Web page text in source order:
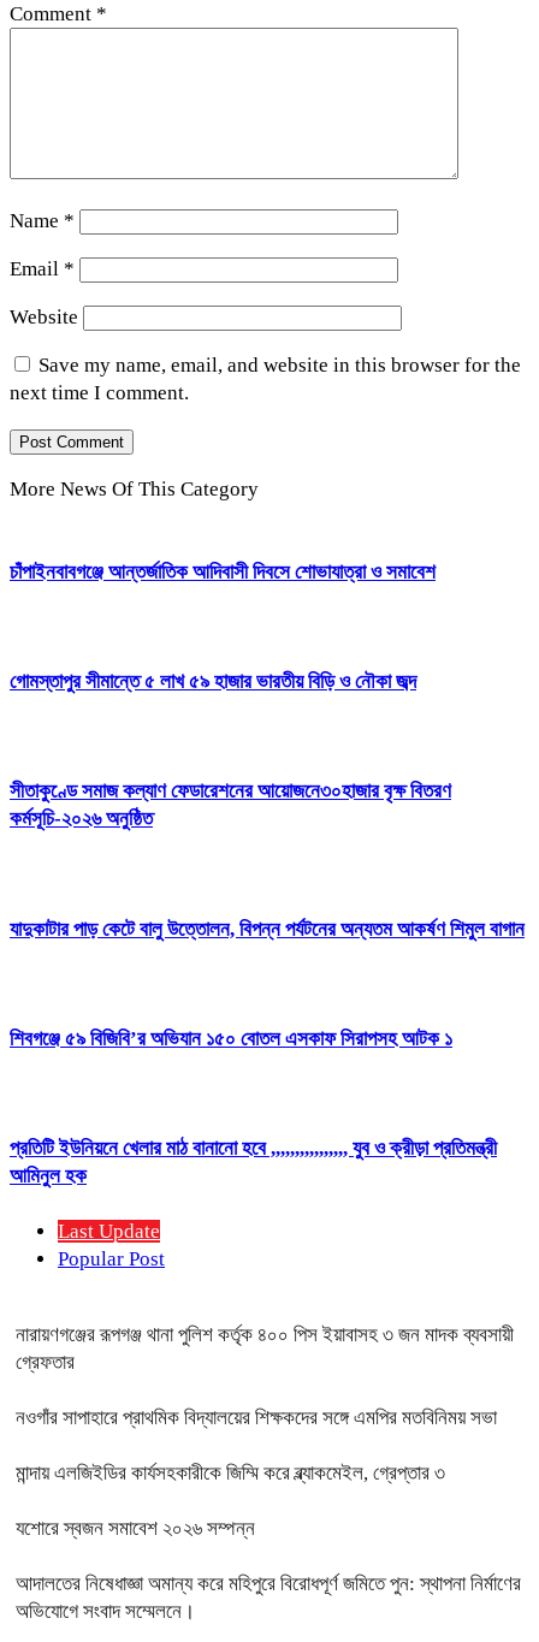
Comment *
Name *
Email *
Website
Save my name, email, and website in this browser for the
next time I comment.
More News Of This Category
চাঁপাইনবাবগঞ্জে আন্তর্জাতিক আদিবাসী দিবসে শোভাযাত্রা ও সমাবেশ
গোমস্তাপুর সীমান্তে ৫ লাখ ৫৯ হাজার ভারতীয় বিড়ি ও নৌকা জব্দ
সীতাকুণ্ডে সমাজ কল্যাণ ফেডারেশনের আয়োজনে৩০হাজার বৃক্ষ বিতরণ
কর্মসূচি-২০২৬ অনুষ্ঠিত
যাদুকাটার পাড় কেটে বালু উত্তোলন, বিপন্ন পর্যটনের অন্যতম আকর্ষণ শিমুল বাগান
শিবগঞ্জে ৫৯ বিজিবি’র অভিযান ১৫০ বোতল এসকাফ সিরাপসহ আটক ১
প্রতিটি ইউনিয়নে খেলার মাঠ বানানো হবে ,,,,,,,,,,,,,,,, যুব ও ক্রীড়া প্রতিমন্ত্রী
আমিনুল হক
Last Update
Popular Post
নারায়ণগঞ্জের রূপগঞ্জ থানা পুলিশ কর্তৃক ৪০০ পিস ইয়াবাসহ ৩ জন মাদক ব্যবসায়ী
গ্রেফতার
নওগাঁর সাপাহারে প্রাথমিক বিদ্যালয়ের শিক্ষকদের সঙ্গে এমপির মতবিনিময় সভা
মান্দায় এলজিইডির কার্যসহকারীকে জিম্মি করে ব্ল্যাকমেইল, গ্রেপ্তার ৩
যশোরে স্বজন সমাবেশ ২০২৬ সম্পন্ন
আদালতের নিষেধাজ্ঞা অমান্য করে মহিপুরে বিরোধপূর্ণ জমিতে পুন: স্থাপনা নির্মাণের
অভিযোগে সংবাদ সম্মেলনে।